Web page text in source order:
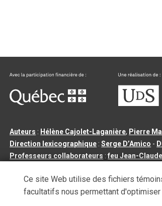
Auteurs : Hélène Cajolet-Laganière, Pierre
Direction lexicographique :Serge D’Amico -
Professeurs collaborateurs :feu Jean-
Tous droits réservés©Université de
Ce site Web utilise des fichiers
facultatifs nous permettant